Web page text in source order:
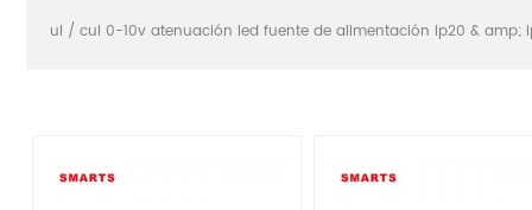
ul / cul 0-10v atenuación led fuente de alimentación ip20 & amp;